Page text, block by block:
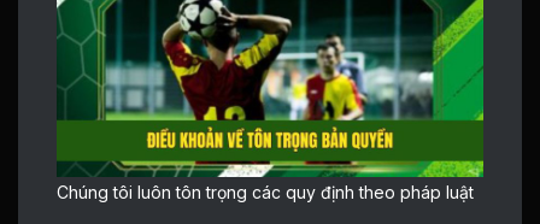
Chúng tôi luôn tôn trọng các quy định theo pháp luật